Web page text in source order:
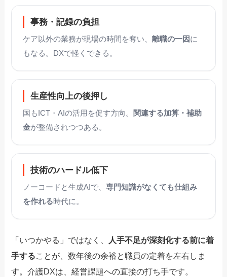
事務・記録の負担
ケア以外の業務が現場の時間を奪い、離職の一因に
もなる。DXで軽くできる。
生産性向上の後押し
国もICT・AIの活用を促す方向。 関連する加算・補助
金が整備されつつある。
技術のハードル低下
ノーコードと生成AIで、専門知識がなくても仕組み
を作れる時代に。
「いつかやる」ではなく、
人手不足が深刻化する前に着
手することが、数年後の余裕と職員の定着を左右しま
す。介護DXは、経営課題への直接の打ち手です。